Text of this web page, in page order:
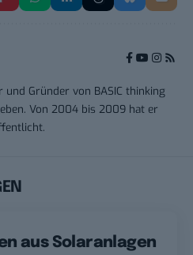
und Gründer von BASIC thinking
Von 2004 bis 2009 hat er
aus Solaranlagen